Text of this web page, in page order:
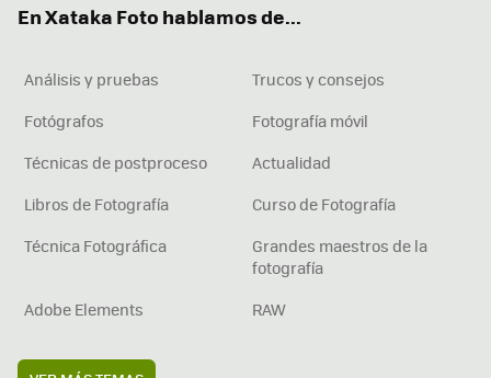
En Xataka Foto hablamos de...
Análisis y pruebas
Trucos y consejos
Fotógrafos
Fotografía móvil
Técnicas de postproceso
Actualidad
Libros de Fotografía
Curso de Fotografía
Técnica Fotográfica
Grandes maestros de la
fotografía
Adobe Elements
RAW